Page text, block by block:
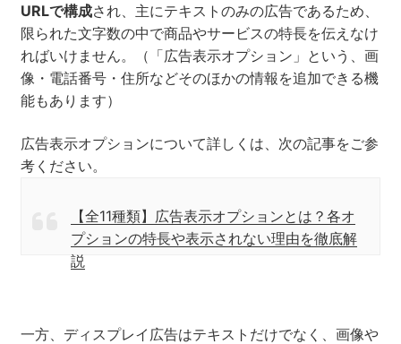
URLで構成され、主にテキストのみの広告であるため、
限られた文字数の中で商品やサービスの特長を伝えなけ
ればいけません。（「広告表示オプション」という、画
像・電話番号・住所などそのほかの情報を追加できる機
能もあります）
広告表示オプションについて詳しくは、次の記事をご参
考ください。
【全11種類】広告表示オプションとは？各オ
プションの特長や表示されない理由を徹底解
説
一方、ディスプレイ広告はテキストだけでなく、画像や